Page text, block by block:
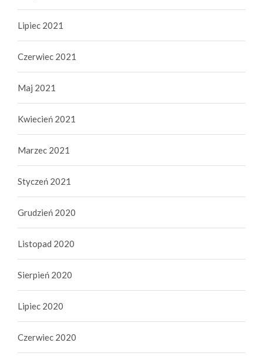
Lipiec 2021
Czerwiec 2021
Maj 2021
Kwiecień 2021
Marzec 2021
Styczeń 2021
Grudzień 2020
Listopad 2020
Sierpień 2020
Lipiec 2020
Czerwiec 2020